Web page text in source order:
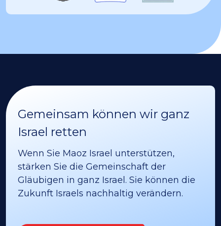
Gemeinsam können wir ganz
Israel retten
Wenn Sie Maoz Israel unterstützen,
stärken Sie die Gemeinschaft der
Gläubigen in ganz Israel. Sie können die
Zukunft Israels nachhaltig verändern.